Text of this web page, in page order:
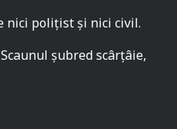
nici polițist și nici civil.
șubred scârțâie,